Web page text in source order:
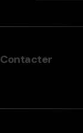
del
-
Contacter